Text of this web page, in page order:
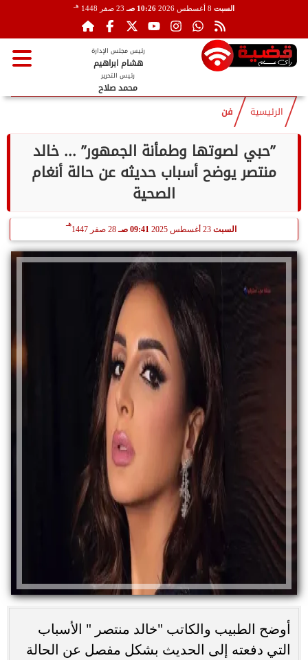
السبت 10:26 صـ 23 صفر 1448 هـ
رئيس مجلس الإدارة
هشام ابراهيم
رئيس التحرير
محمد صلاح
الرئيسية فن
”حبي لصوتها وطمأنة الجمهور” ... خالد
منتصر يوضح أسباب حديثه عن حالة أنغام
الصحية
السبت 09:41 صـ 28 صفر 1447
هـ
أوضح الطبيب والكاتب "خالد منتصر " الأسباب
التي دفعته إلى الحديث بشكل مفصل عن الحالة